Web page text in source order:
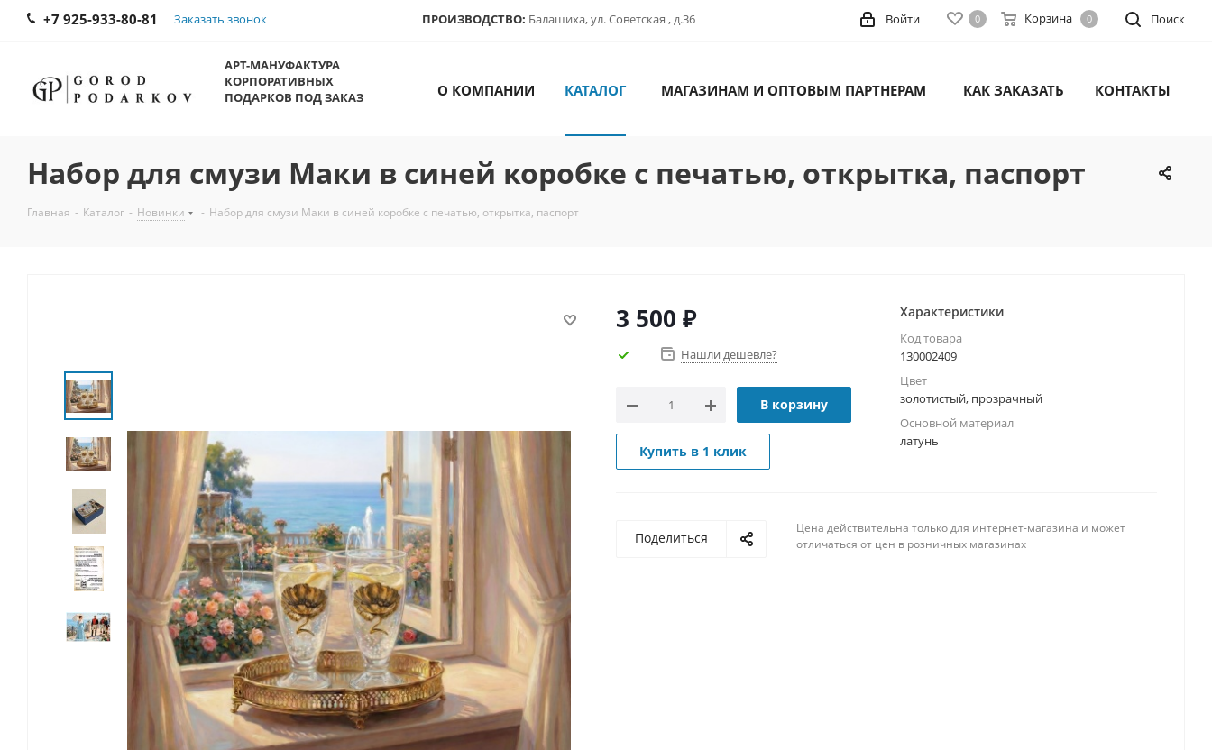
+7 925-933-80-81 Заказать звонок ПРОИЗВОДСТВО: Балашиха, ул. Советская , д.36 Поиск
0 Корзина 0
Войти
АРТ-МАНУФАКТУРА
КОРПОРАТИВНЫХ
ПОДАРКОВ ПОД ЗАКАЗ
О КОМПАНИИ КАТАЛОГ МАГАЗИНАМ И ОПТОВЫМ ПАРТНЕРАМ КАК ЗАКАЗАТЬ КОНТАКТЫ
Набор для смузи Маки в синей коробке с печатью, открытка, паспорт
Главная - Каталог - Новинки - Набор для смузи Маки в синей коробке с печатью, открытка, паспорт
3 500 ₽
Нашли дешевле?
В корзину
Купить в 1 клик
Характеристики
Код товара
130002409
Цвет
золотистый, прозрачный
Основной материал
латунь
Поделиться
Цена действительна только для интернет-магазина и может
отличаться от цен в розничных магазинах